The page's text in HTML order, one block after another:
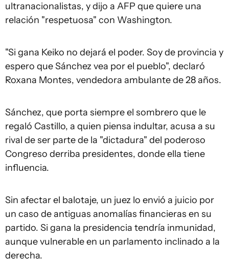
ultranacionalistas, y dijo a AFP que quiere una
relación "respetuosa" con Washington.
"Si gana Keiko no dejará el poder. Soy de provincia y
espero que Sánchez vea por el pueblo", declaró
Roxana Montes, vendedora ambulante de 28 años.
Sánchez, que porta siempre el sombrero que le
regaló Castillo, a quien piensa indultar, acusa a su
rival de ser parte de la "dictadura" del poderoso
Congreso derriba presidentes, donde ella tiene
influencia.
Sin afectar el balotaje, un juez lo envió a juicio por
un caso de antiguas anomalías financieras en su
partido. Si gana la presidencia tendría inmunidad,
aunque vulnerable en un parlamento inclinado a la
derecha.